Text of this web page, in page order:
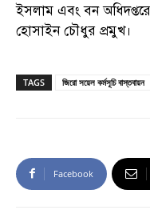
ইসলাম এবং বন
হোসাইন চৌধুর প্রমুখ।
TAGS জিরো সয়েল কর্মসূচি বাস্তবায়ন
Facebook